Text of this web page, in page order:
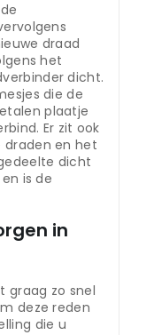
draad
het
dicht.
die de
plaatje
Er zit ook
draden en het
dicht
is de
in
graag zo snel
deze reden
die u